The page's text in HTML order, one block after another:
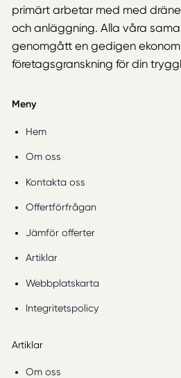
primärt arbetar med med
och anläggning. Alla våra
genomgått en gedigen
företagsgranskning för din
Meny
Hem
Om oss
Kontakta oss
Offertförfrågan
Jämför offerter
Artiklar
Webbplatskarta
Integritetspolicy
Artiklar
Om oss